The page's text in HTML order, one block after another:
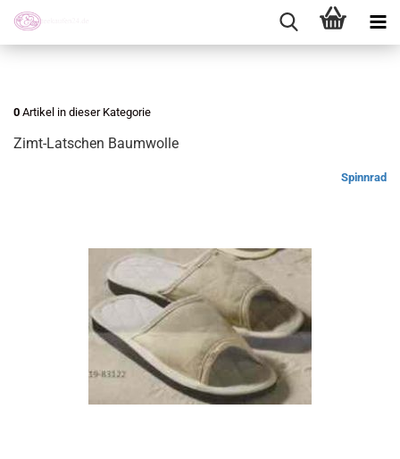
0 Artikel in dieser Kategorie
Zimt-Latschen Baumwolle
Spinnrad